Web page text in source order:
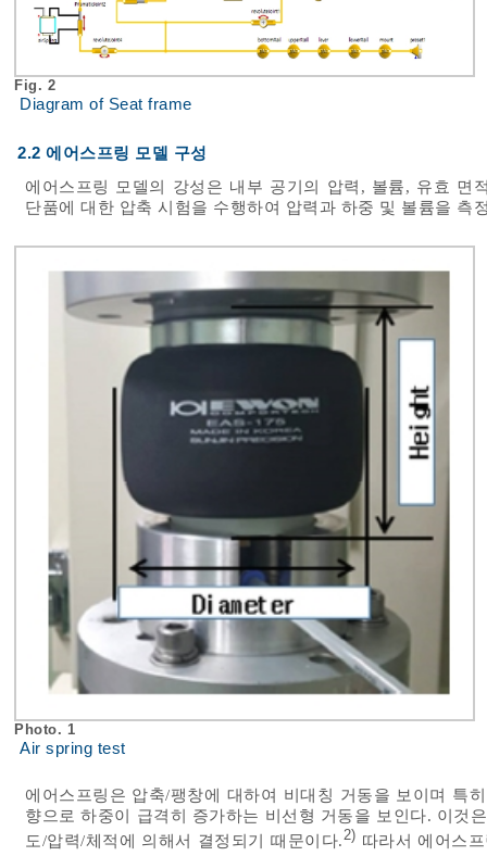
Fig. 2
Diagram of Seat frame
2.2 에어스프링 모델 구성
에어스프링 모델의 강성은 내부 공기의 압력, 볼륨, 유효 면
단품에 대한 압축 시험을 수행하여 압력과 하중 및 볼륨을 측
Photo. 1
Air spring test
에어스프링은 압축/팽창에 대하여 비대칭 거동을 보이며 특
향으로 하중이 급격히 증가하는 비선형 거동을 보인다. 이것
도/압력/체적에 의해서 결정되기 때문이다.2) 따라서 에어스